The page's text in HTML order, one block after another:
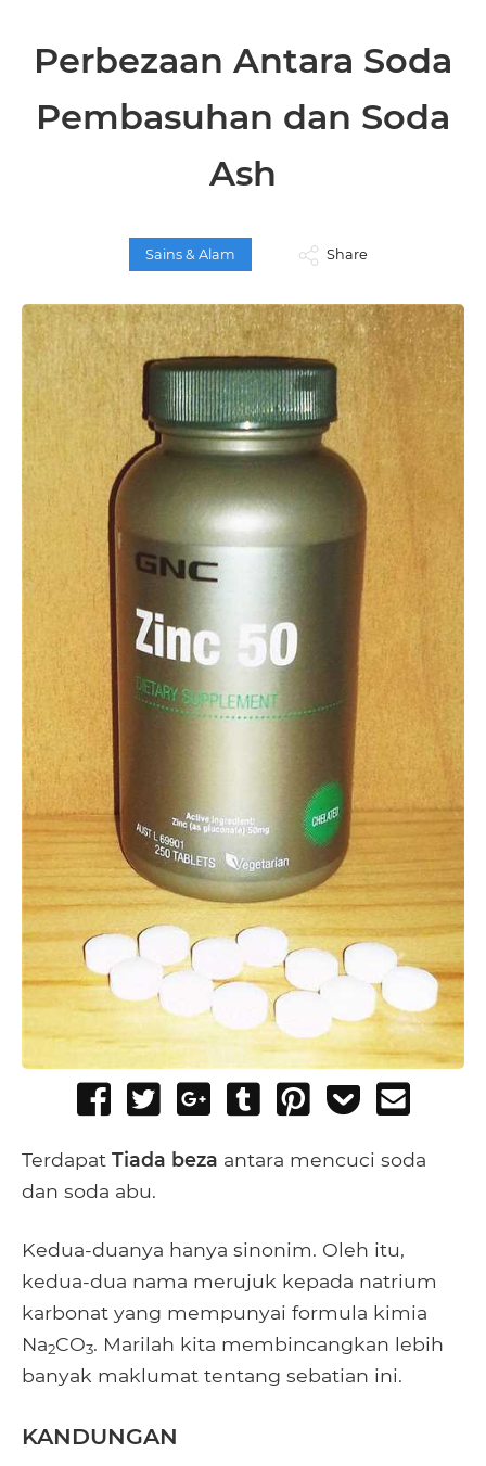
Perbezaan Antara Soda
Pembasuhan dan Soda
Ash
Sains & Alam Share
Share
Facebook
Tweet
Share
Google+
Post
Tumblr
Pin
Add
Pocket
Terdapat Tiada beza antara mencuci soda
dan soda abu.
Kedua-duanya hanya sinonim. Oleh itu,
kedua-dua nama merujuk kepada natrium
karbonat yang mempunyai formula kimia
Na2CO3. Marilah kita membincangkan lebih
banyak maklumat tentang sebatian ini.
KANDUNGAN